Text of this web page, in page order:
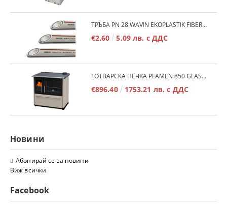
ТРЪБА PN 28 WAVIN EKOPLASTIK FIBER BASALT PLUS - 3М/БР.
€2.60 5.09 лв. с ДДС
ГОТВАРСКА ПЕЧКА PLAMEN 850 GLAS 11KW
€896.40 1753.21 лв. с ДДС
Новини
Абонирай се за новини
Виж всички
Facebook